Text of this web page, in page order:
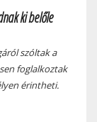
ki belőle
szóltak a
foglalkoztak
érintheti.